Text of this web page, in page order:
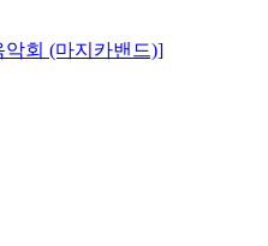
회 (마지카밴드)]